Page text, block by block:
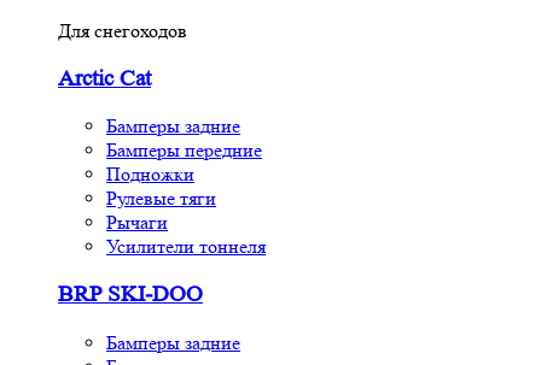
Для снегоходов
Arctic Cat
Бамперы задние
Бамперы передние
Подножки
Рулевые тяги
Рычаги
Усилители тоннеля
BRP SKI-DOO
Бамперы задние